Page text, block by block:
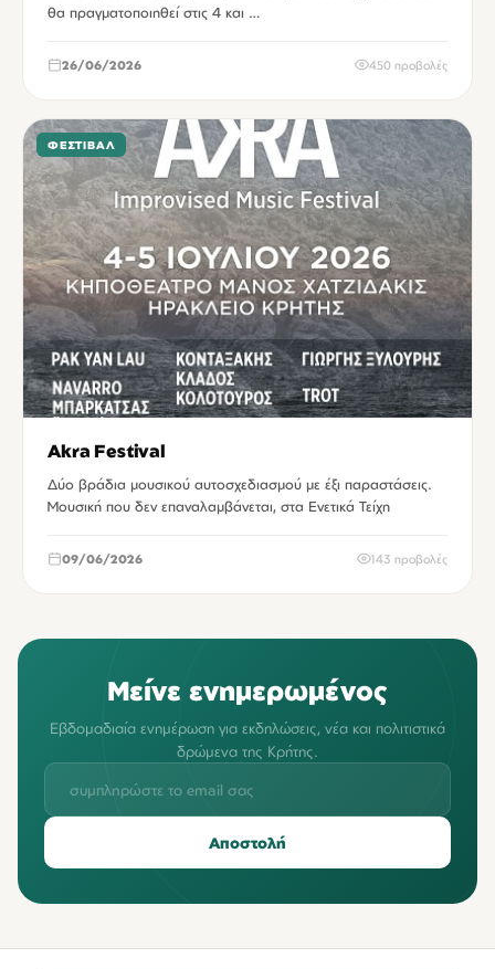
θα πραγματοποιηθεί στις 4 και …
26/06/2026 450 προβολές
ΦΕΣΤΙΒΆΛ
Akra Festival
Δύο βράδια μουσικού αυτοσχεδιασμού με έξι παραστάσεις.
Μουσική που δεν επαναλαμβάνεται, στα Ενετικά Τείχη
09/06/2026 143 προβολές
Μείνε ενημερωμένος
Εβδομαδιαία ενημέρωση για εκδηλώσεις, νέα και πολιτιστικά
δρώμενα της Κρήτης.
Αποστολή